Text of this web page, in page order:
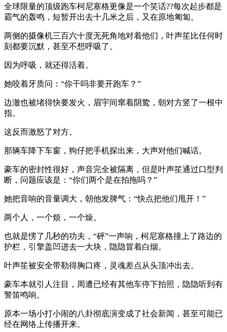
全球限量的顶级跑车柯尼塞格更像是一个笑话??每次起步都是
霸气的轰鸣，短暂开出去十几米之后，又在原地匍匐。
两侧的摄像机三百六十度无死角地对着他们，叶声笙比任何时
刻都要沉默，甚至不想呼吸了。
因为呼吸，就还得活着。
她咬着牙质问：“你干吗非要开跑车？”
边澈也被堵得快要发火，眉宇间窜着阴鸷，朝对方竖了一根中
指。
这反而激怒了对方。
那辆车降下车窗，狗仔把手机探出来，大声对他们喊话。
豪车的密封性很好，声音完全被隔离，但是叶声笙通过口型判
断，问题应该是：“你们两个是在拍拖吗？”
她把音响的音量调大，朝他发脾气：“快点把他们甩开！”
两个人，一个烦，一个燥。
也就是愣了几秒的功夫，“砰”一声响，柯尼塞格撞上了路边的
护栏，引擎盖凹进去一大块，隐隐冒着白烟。
叶声笙被安全带勒得胸口疼，灵魂差点从头顶冲出去。
豪车本就引人注目，周遭已经有其他车停下拍照，隐隐听到有
警笛鸣响。
原本一场小打小闹的八卦彻底演变成了社会新闻，甚至可能已
经在网络上传播开来。